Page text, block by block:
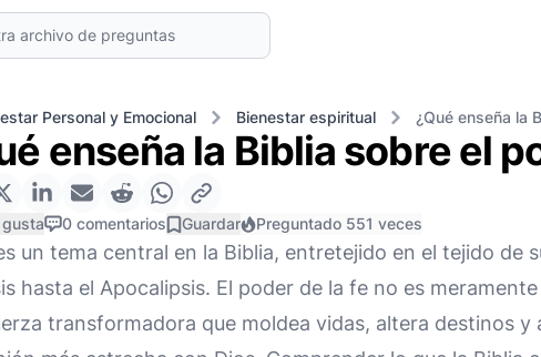
Personal y Emocional Bienestar espiritual ¿Qué enseña la
enseña la Biblia sobre el
gusta 0 comentarios Guardar Preguntado 551 veces
es un tema central en la Biblia, entretejido en el tejido de
hasta el Apocalipsis. El poder de la fe no es
transformadora que moldea vidas, altera destinos y